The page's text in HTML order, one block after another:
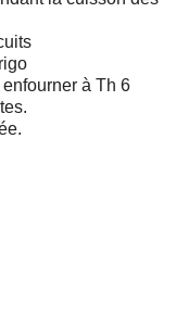
à Th 6